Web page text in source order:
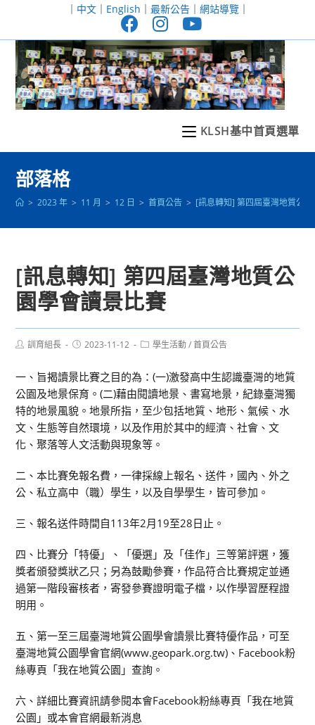
至
｜ 中文｜ English ｜ 最新公告｜ 網站導覽｜
KLSH基中首頁選單
部落格
> 2023 年 > 11 月 > 12 日 > 首頁公告 > [訊息轉知] 第四屆臺灣地質公
[訊息轉知] 第四屆臺灣地質公
園學會讀景比賽
Post訓育組長
Post2023-11-12
Post學生活動 / 首頁公告
一、旨揭讀景比賽之目的為：(一)激發高中生認識臺灣的地質
公園及地景保育。(二)藉由閱讀地景、書寫地景，紀錄臺灣獨
特的地景風貌。地景所指，至少包括地質、地形、氣候、水
文、生態等自然環境，以及作用於其中的經濟、社會、文
化、聚落等人文活動與現象等。
二、本比賽免報名費，一律採線上報名、送件，國內、外之
公、私立高中（職）學生，以及自學學生，皆可參加。
三、報名送件時間自113年2月19至28日止。
四、比賽分「特優」、「優選」及「佳作」三等第評選，獲
獎者頒發獎狀乙只；另為鼓勵參賽，作品符合比賽規定並通
過第一階段審核者，寄發參賽證明電子檔，以作學習歷程證
明用。
五、第一至三屆臺灣地質公園學會讀景比賽特優作品，可至
臺灣地質公園學會官網(www.geopark.org.tw)、Facebook粉
絲專頁「我在地質公園」查詢。
六、詳細比賽資訊請參閱本會Facebook粉絲專頁「我在地質
公園」或本會官網最新消息